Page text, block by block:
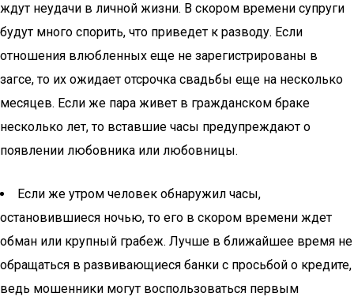
ждут неудачи в личной жизни. В скором времени супруги
будут много спорить, что приведет к разводу. Если
отношения влюбленных еще не зарегистрированы в
загсе, то их ожидает отсрочка свадьбы еще на несколько
месяцев. Если же пара живет в гражданском браке
несколько лет, то вставшие часы предупреждают о
появлении любовника или любовницы.
Если же утром человек обнаружил часы,
остановившиеся ночью, то его в скором времени ждет
обман или крупный грабеж. Лучше в ближайшее время не
обращаться в развивающиеся банки с просьбой о кредите,
ведь мошенники могут воспользоваться первым